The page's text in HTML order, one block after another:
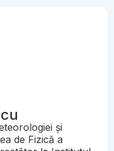
și
de Fizică a